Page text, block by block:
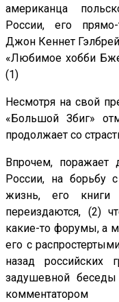
американца
России, его прямо-
Джон Кеннет
«Любимое хобби
(1)
Несмотря на свой
«Большой Збиг»
продолжает со
Впрочем,
России, на
жизнь, его книги
переиздаются, (2)
какие-то форумы, а
его с
назад российских
задушевной
комментатором